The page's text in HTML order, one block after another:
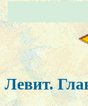
Левит.